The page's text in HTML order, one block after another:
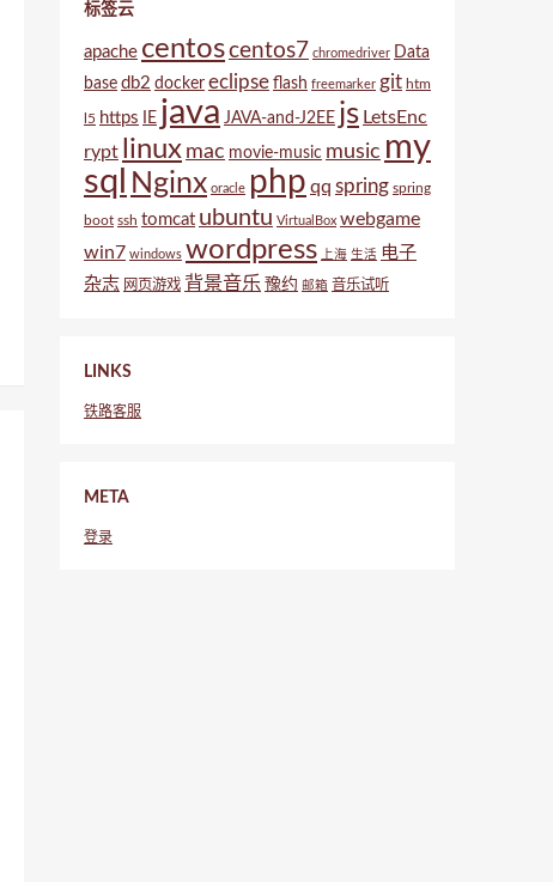
标签云
apache centoscentos7 chromedriver Data
base db2 docker eclipse flash freemarker git htm
l5 https IE java JAVA-and-J2EE js LetsEnc
rypt
linux mac movie-music music my
sql Nginx oracle php qq spring spring
boot ssh tomcat ubuntu VirtualBox webgame
win7 windows wordpress 上海 生活 电子
杂志 网页游戏 背景音乐 豫约 邮箱 音乐试听
LINKS
铁路客服
META
登录